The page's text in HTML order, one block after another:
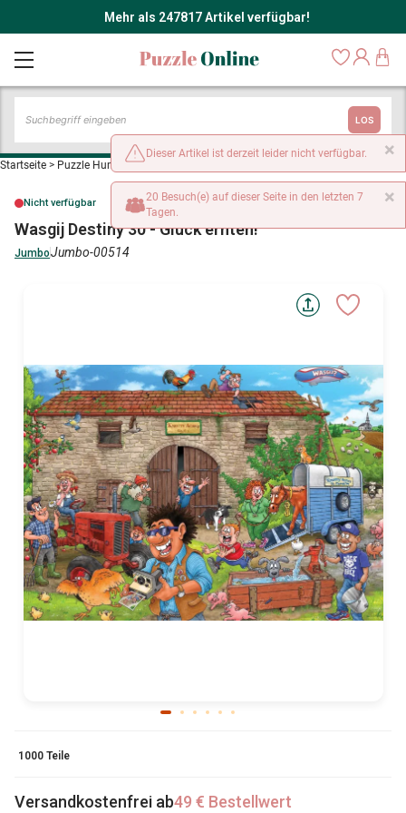
Mehr als 247817 Artikel verfügbar!
LOS
Startseite > Puzzle Humor und Satire
Nicht verfügbar
Wasgij Destiny 30 - Glück ernten!
JumboJumbo-00514
1000 Teile
Versandkostenfrei ab49 € Bestellwert
×
Dieser Artikel ist derzeit leider nicht verfügbar.
×
20 Besuch(e) auf dieser Seite in den letzten 7
Tagen.